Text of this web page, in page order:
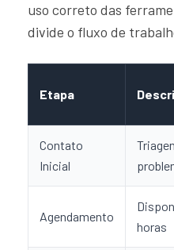
uso correto das
divide o fluxo de
Etapa
Contato
Inicial
Agendamento
horas